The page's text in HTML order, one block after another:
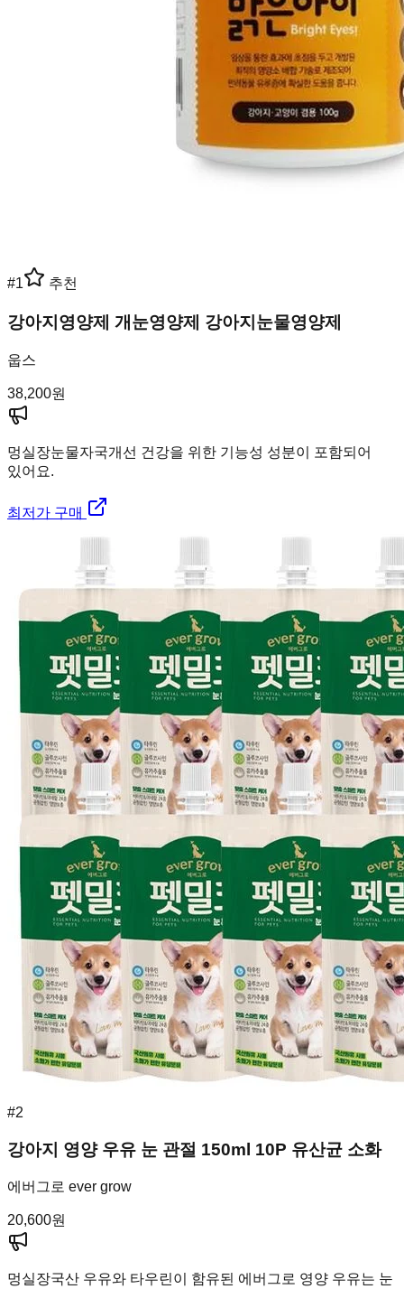
#1 추천
강아지영양제 개눈영양제 강아지눈물영양제
웁스
38,200원
멍실장눈물자국개선 건강을 위한 기능성 성분이 포함되어
있어요.
최저가 구매
#2
강아지 영양 우유 눈 관절 150ml 10P 유산균 소화
에버그로 ever grow
20,600원
멍실장국산 우유와 타우린이 함유된 에버그로 영양 우유는 눈